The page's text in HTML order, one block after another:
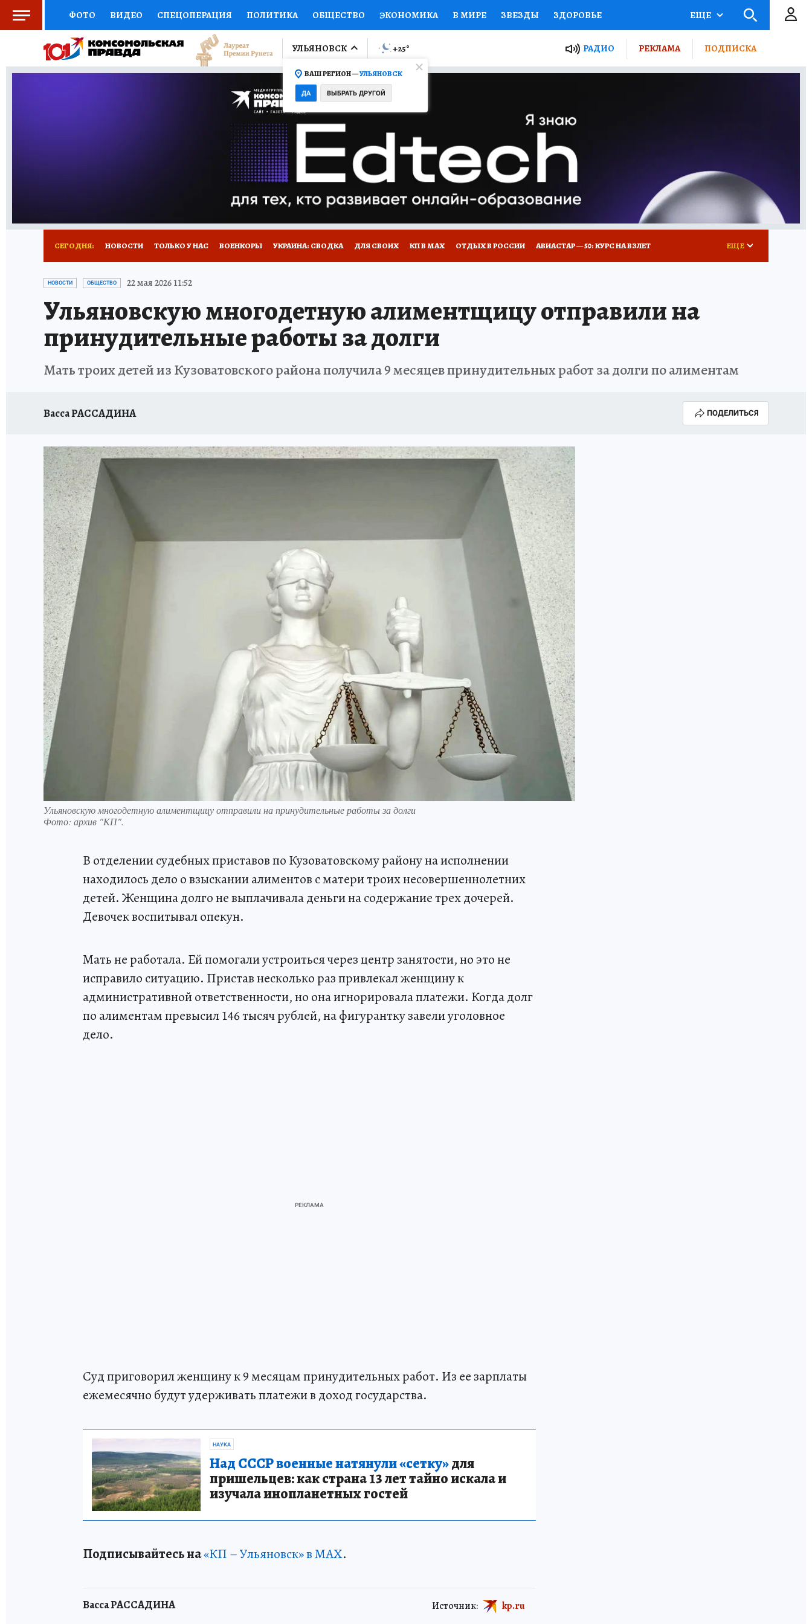
ФОТО ВИДЕО СПЕЦОПЕРАЦИЯ ПОЛИТИКА ОБЩЕСТВО ЭКОНОМИКА В МИРЕ ЗВЕЗДЫ ЗДОРОВЬЕ
СОЦПОДДЕРЖКА НАУКА СПОРТ КОЛУМНИСТЫ ПРОИСШЕСТВИЯ НАЦИОНАЛЬНЫЕ ПРОЕКТЫ РОССИИ
ВЫБОР ЭКСПЕРТОВ ДОКТОР ФИНАНСЫ ОТКРЫВАЕМ МИР Я ЗНАЮ СЕМЬЯ ЖЕНСКИЕ СЕКРЕТЫ ПУТЕВОДИТЕЛЬ
ПРОГНОЗЫ НА СПОРТ ПРОМОКОДЫ СЕРИАЛЫ
ТЕЛЕВИЗОР КОЛЛЕКЦИИ КОНКУРСЫ ГИД ПОТРЕБИТЕЛЯ
НОВОЕ НА САЙТЕ
ЕЩЕ
УЛЬЯНОВСК
ВАШ РЕГИОН —УЛЬЯНОВСК
ДА ВЫБРАТЬ ДРУГОЙ
+25° РАДИО РЕКЛАМА ПОДПИСКА
СЕГОДНЯ: НОВОСТИ ТОЛЬКО У НАС ВОЕНКОРЫ УКРАИНА: СВОДКА ДЛЯ СВОИХ КП В МАХ ОТДЫХ В РОССИИ АВИАСТАР — 50: КУРС НА ВЗЛЕТ
ЗАПОВЕДНАЯ РОССИЯ
ЕЩЕ
НОВОСТИ ОБЩЕСТВО 22 мая 2026 11:52
Ульяновскую многодетную алиментщицу отправили на
принудительные работы за долги
Мать троих детей из Кузоватовского района получила 9 месяцев принудительных работ за долги по алиментам
Васса РАССАДИНА ПОДЕЛИТЬСЯ
Ульяновскую многодетную алиментщицу отправили на принудительные работы за долги
Фото: архив "КП".
В отделении судебных приставов по Кузоватовскому району на исполнении
находилось дело о взыскании алиментов с матери троих несовершеннолетних
детей. Женщина долго не выплачивала деньги на содержание трех дочерей.
Девочек воспитывал опекун.
Мать не работала. Ей помогали устроиться через центр занятости, но это не
исправило ситуацию. Пристав несколько раз привлекал женщину к
административной ответственности, но она игнорировала платежи. Когда долг
по алиментам превысил 146 тысяч рублей, на фигурантку завели уголовное
дело.
Суд приговорил женщину к 9 месяцам принудительных работ. Из ее зарплаты
ежемесячно будут удерживать платежи в доход государства.
НАУКА
Над СССР военные натянули «сетку»для
пришельцев: как страна 13 лет тайно искала и
изучала инопланетных гостей
Подписывайтесь на«КП – Ульяновск» в MAX.
Васса РАССАДИНА Источник: kp.ru